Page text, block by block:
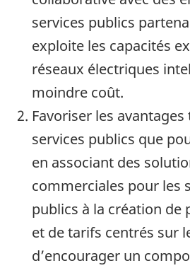
services publics
exploite les capacités
réseaux électriques
moindre coût.
Favoriser les
services publics que
en associant des
commerciales pour les
publics à la création de
et de tarifs centrés sur
d’encourager un